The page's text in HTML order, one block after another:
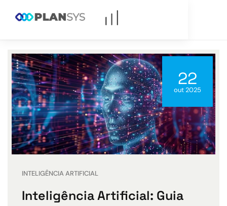
22
out 2025
INTELIGÊNCIA ARTIFICIAL
Inteligência Artificial: Guia